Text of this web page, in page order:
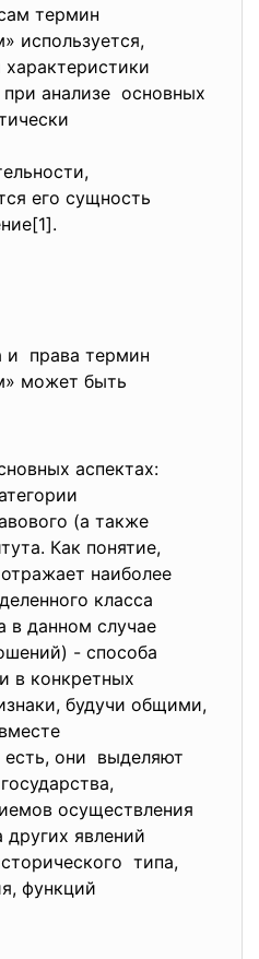
термин
используется,
анализе основных
его сущность
и права термин
может быть
аспектах:
(а также
Как понятие,
наиболее
класса
в данном случае
- способа
в конкретных
будучи общими,
они выделяют
осуществления
явлений
типа,
функций